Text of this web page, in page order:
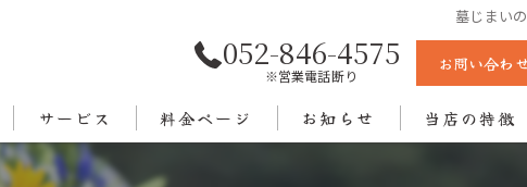
墓じまい
052-846-4575
※営業電話断り
お問い合わ
サービス 料金ページ お知らせ 当店の特徴